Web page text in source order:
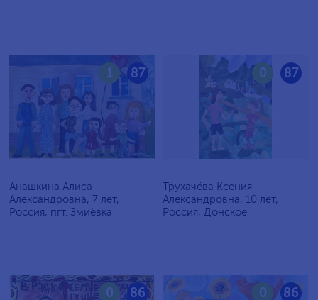
87
1
Анашкина Алиса
Александровна, 7 лет,
Россия, пгт. Змиёвка
87
0
Трухачёва Ксения
Александровна, 10 лет,
Россия, Донское
86
0 86
0